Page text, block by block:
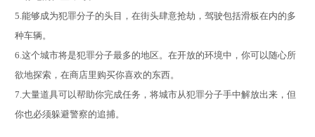
5.能够成为犯罪分子的头目，在街头肆意抢劫，驾驶包括滑板在内的多
种车辆。
6.这个城市将是犯罪分子最多的地区。在开放的环境中，你可以随心所
欲地探索，在商店里购买你喜欢的东西。
7.大量道具可以帮助你完成任务，将城市从犯罪分子手中解放出来，但
你也必须躲避警察的追捕。